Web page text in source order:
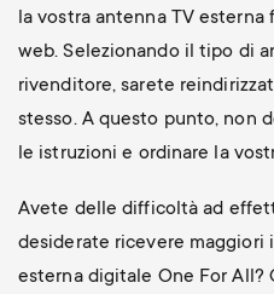
la vostra antenna TV
web. Selezionando il tipo di
rivenditore, sarete
stesso. A questo punto, non
le istruzioni e ordinare la
Avete delle difficoltà ad
desiderate ricevere maggiori
esterna digitale One For All?